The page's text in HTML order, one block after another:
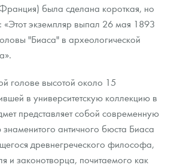
монет
металлов
и защите персональных данных
была сделана короткая, но
«Этот экземпляр выпал 26 мая 1893
"Биаса" в археологической
голове высотой около 15
в университетскую коллекцию в
представляет собой современную
античного бюста Биаса
древнегреческого философа,
и законотворца, почитаемого как